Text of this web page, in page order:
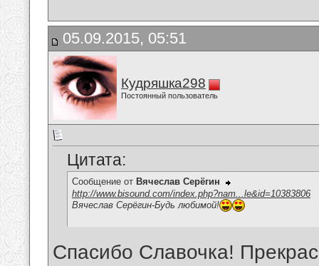
05.09.2015, 05:51
Кудряшка298
Постоянный пользователь
Цитата:
Сообщение от Вячеслав Серёгин
http://www.bisound.com/index.php?nam...le&id=10383806
Вячеслав Серёгин-Будь любимой!
Спасибо Славочка!